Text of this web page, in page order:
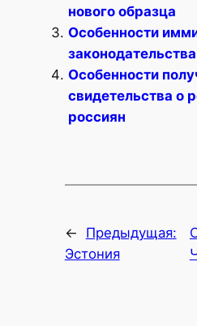
нового образца
Особенности
Особенности
свидетельства о
россиян
←
Предыдущая:
Эстония